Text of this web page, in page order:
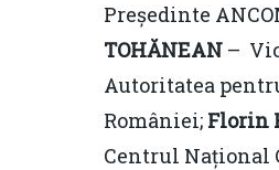
Președinte
TOHĂNEAN –
Autoritatea
României; Florin
Centrul Național